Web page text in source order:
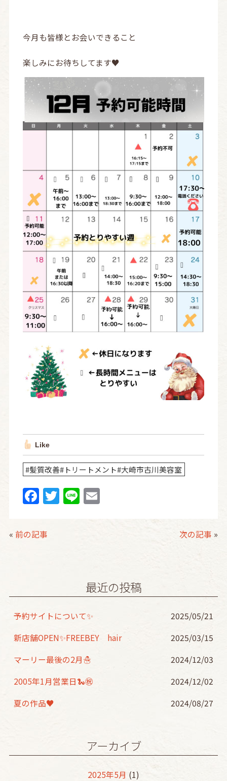
今月も皆様とお会いできること
楽しみにお待ちしてます♥
Like
#髪質改善#トリートメント#大崎市古川美容室
F
a
c
e
o
k
T
w
Li
n
E
« 前の記事 次の記事 »
最近の投稿
予約サイトについて✨️
2025/05/21
新店舗OPEN✨FREEBEY hair
2025/03/15
マーリー最後の2月☃
2024/12/03
2005年1月営業日🐍㊗️
2024/12/02
夏の作品♥
2024/08/27
アーカイブ
2025年5月 (1)